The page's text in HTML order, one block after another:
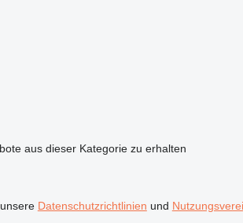
aus dieser Kategorie zu erhalten
Datenschutzrichtlinien und